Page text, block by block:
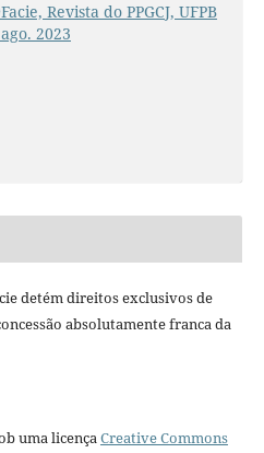
Revista do PPGCJ, UFPB
2023
detém direitos exclusivos de
absolutamente franca da
uma licençaCreative Commons